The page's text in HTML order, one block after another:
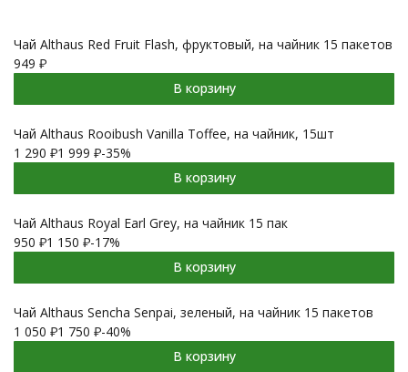
Чай Althaus Red Fruit Flash, фруктовый, на чайник 15 пакетов
949 ₽
В корзину
Чай Althaus Rooibush Vanilla Toffee, на чайник, 15шт
1 290 ₽1 999 ₽-35%
В корзину
Чай Althaus Royal Earl Grey, на чайник 15 пак
950 ₽1 150 ₽-17%
В корзину
Чай Althaus Sencha Senpai, зеленый, на чайник 15 пакетов
1 050 ₽1 750 ₽-40%
В корзину